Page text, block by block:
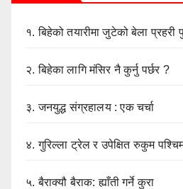
१.बिहेको तयारीमा जुटेको बेला प्रहरी
२.बिहेका लागि मंसिर नै कुर्नु पर्छर ?
३.जनयुद्ध संग्रहालय : एक चर्चा
४.गुरिल्ला ट्रेल र उपेक्षित रुकुम
५.बैराक्यौ बैराक: ह्याँती गर्ने कुरा